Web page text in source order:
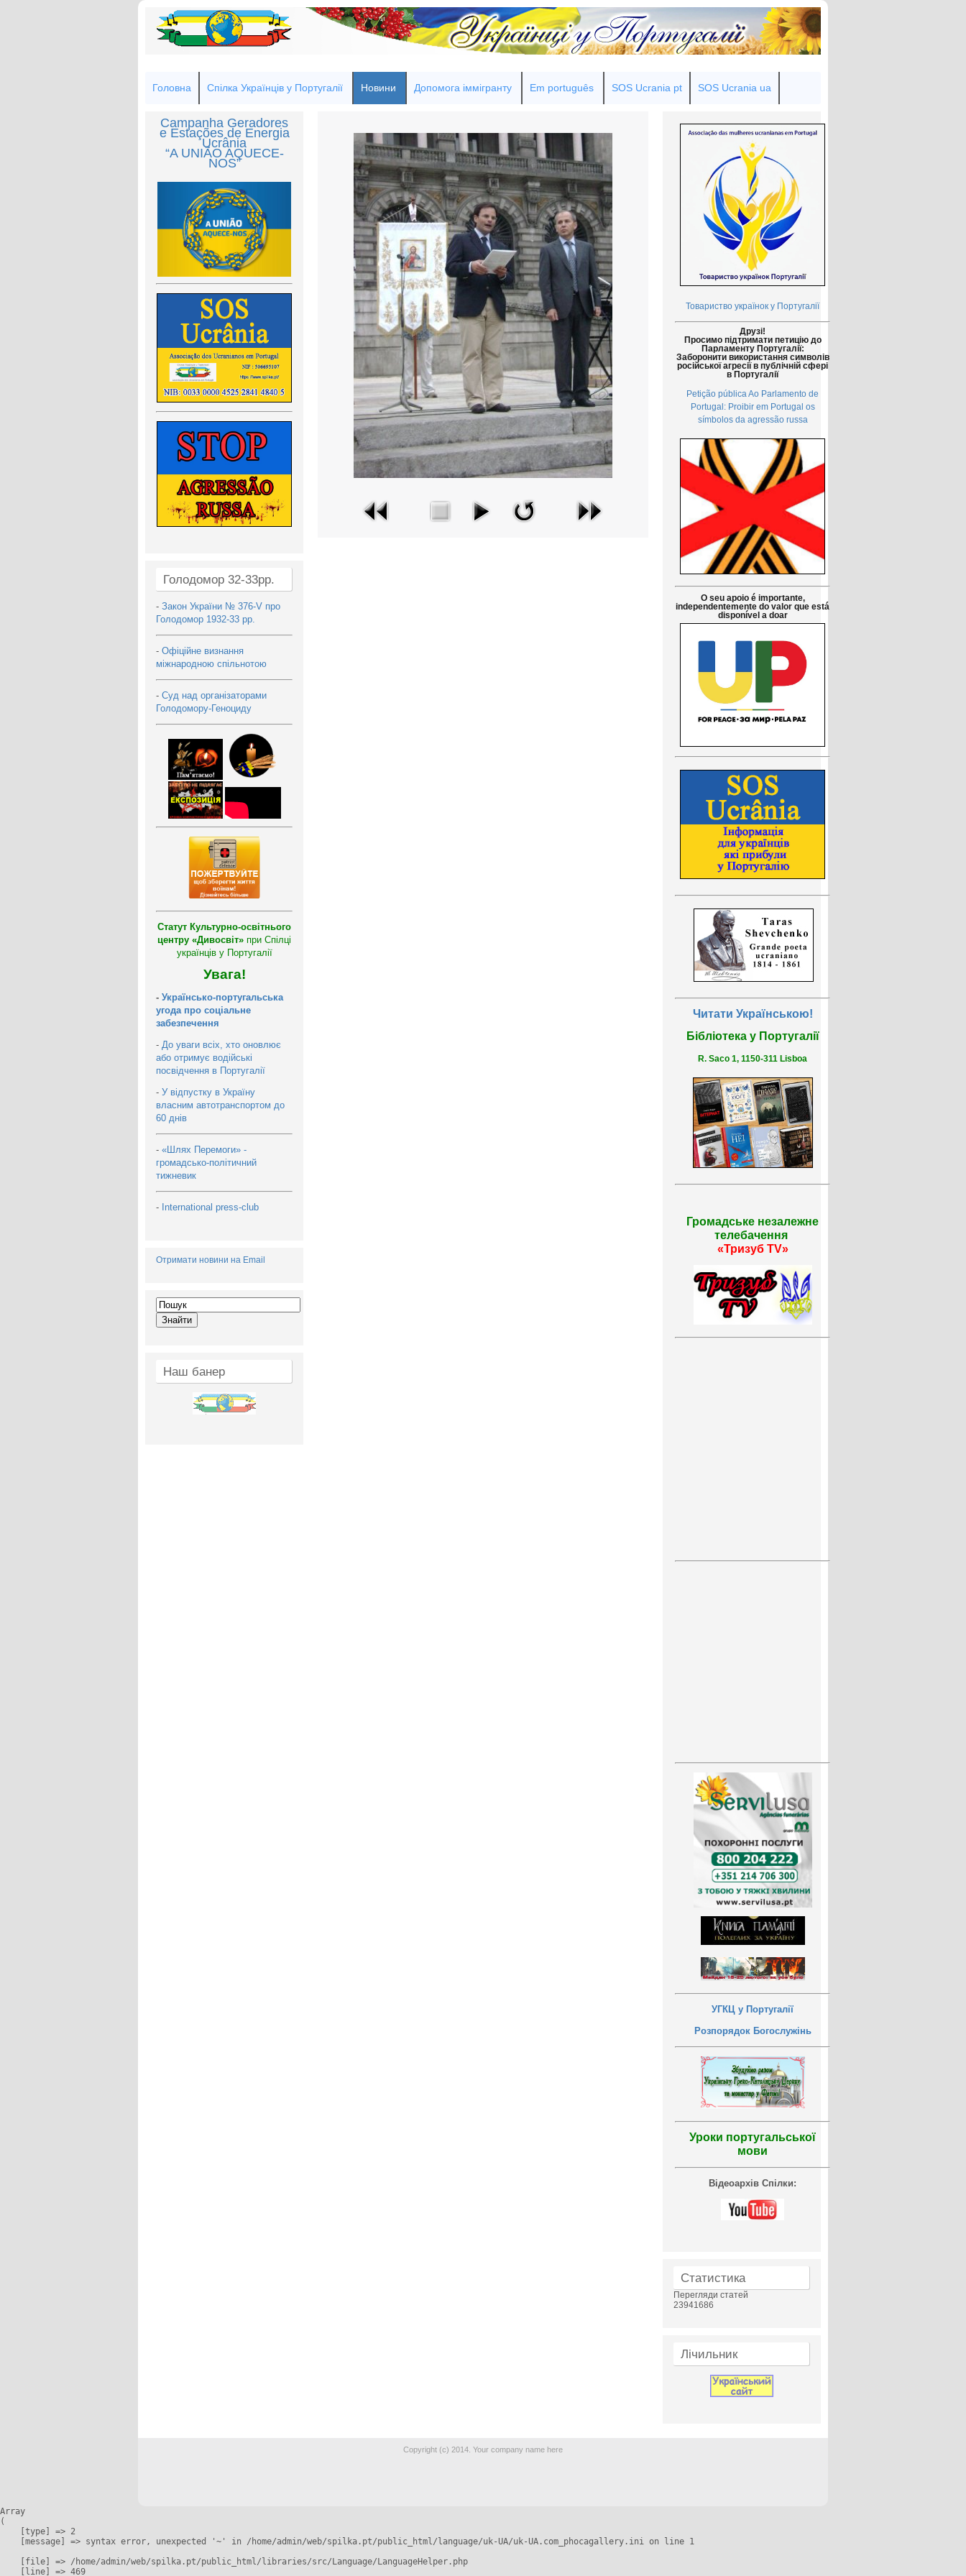
Головна Спілка Українців у Португалії Новини Допомога іммігранту Em português SOS Ucrania pt SOS Ucrania ua
Campanha Geradores
e Estações de Energia
Ucrânia
“A UNIÃO AQUECE-
NOS”
Голодомор 32-33рр.
- Закон України № 376-V про
Голодомор 1932-33 рр.
- Офіційне визнання
міжнародною спільнотою
- Суд над організаторами
Голодомору-Геноциду
Статут Культурно-освітнього
центру «Дивосвіт» при Спілці
українців у Португалії
Увага!
- Українсько-португальська
угода про соціальне
забезпечення
- До уваги всіх, хто оновлює
або отримує водійські
посвідчення в Португалії
- У відпустку в Україну
власним автотранспортом до
60 днів
- «Шлях Перемоги» -
громадсько-політичний
тижневик
- International press-club
Отримати новини на Email
Наш банер
Товариство українок у Португалії
Друзі!
Просимо підтримати петицію до
Парламенту Португалії:
Заборонити використання символів
російської агресії в публічній сфері
в Португалії
Petição pública Ao Parlamento de
Portugal: Proibir em Portugal os
símbolos da agressão russa
O seu apoio é importante,
independentemente do valor que está
disponível a doar
Читати Українською!
Бібліотека у Португалії
R. Saco 1, 1150-311 Lisboa
Громадське незалежне
телебачення
«Тризуб TV»
УГКЦ у Португалії
Розпорядок Богослужінь
Уроки португальської
мови
Відеоархів Спілки:
Статистика
Перегляди статей
23941686
Лічильник
Copyright (c) 2014. Your company name here
Array
(
    [type] => 2
    [message] => syntax error, unexpected '~' in /home/admin/web/spilka.pt/public_html/language/uk-UA/uk-UA.com_phocagallery.ini on line 1
    [file] => /home/admin/web/spilka.pt/public_html/libraries/src/Language/LanguageHelper.php
    [line] => 469